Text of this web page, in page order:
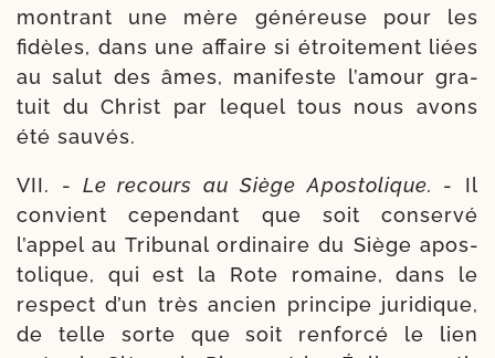
mon­trant une mère géné­reuse pour les
fidèles, dans une affaire si étroi­te­ment liées
au salut des âmes, mani­feste l’a­mour gra­
tuit du Christ par lequel tous nous avons
été sauvés.
VII. - Le recours au Siège Apostolique. - Il
convient cepen­dant que soit conser­vé
l’appel au Tribunal ordi­naire du Siège apos­
to­lique, qui est la Rote romaine, dans le
res­pect d’un très ancien prin­cipe juri­dique,
de telle sorte que soit ren­for­cé le lien